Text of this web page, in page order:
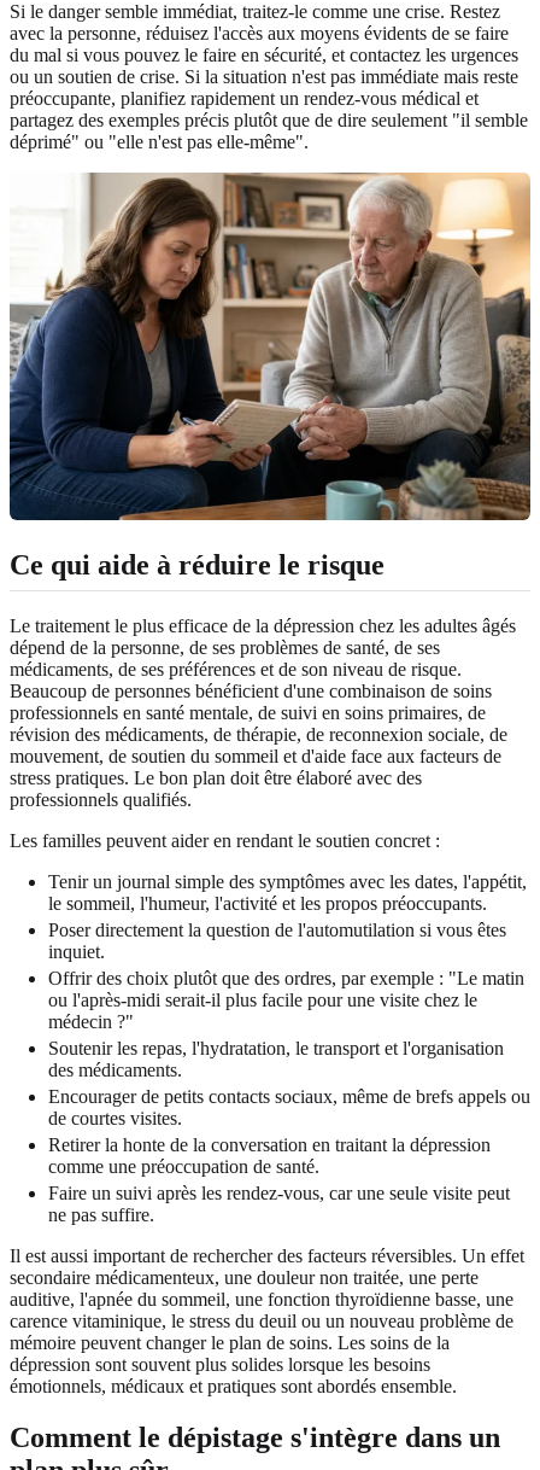
Si le danger semble immédiat, traitez-le comme une crise. Restez
avec la personne, réduisez l'accès aux moyens évidents de se faire
du mal si vous pouvez le faire en sécurité, et contactez les urgences
ou un soutien de crise. Si la situation n'est pas immédiate mais reste
préoccupante, planifiez rapidement un rendez-vous médical et
partagez des exemples précis plutôt que de dire seulement "il semble
déprimé" ou "elle n'est pas elle-même".
Ce qui aide à réduire le risque
Le traitement le plus efficace de la dépression chez les adultes âgés
dépend de la personne, de ses problèmes de santé, de ses
médicaments, de ses préférences et de son niveau de risque.
Beaucoup de personnes bénéficient d'une combinaison de soins
professionnels en santé mentale, de suivi en soins primaires, de
révision des médicaments, de thérapie, de reconnexion sociale, de
mouvement, de soutien du sommeil et d'aide face aux facteurs de
stress pratiques. Le bon plan doit être élaboré avec des
professionnels qualifiés.
Les familles peuvent aider en rendant le soutien concret :
Tenir un journal simple des symptômes avec les dates, l'appétit,
le sommeil, l'humeur, l'activité et les propos préoccupants.
Poser directement la question de l'automutilation si vous êtes
inquiet.
Offrir des choix plutôt que des ordres, par exemple : "Le matin
ou l'après-midi serait-il plus facile pour une visite chez le
médecin ?"
Soutenir les repas, l'hydratation, le transport et l'organisation
des médicaments.
Encourager de petits contacts sociaux, même de brefs appels ou
de courtes visites.
Retirer la honte de la conversation en traitant la dépression
comme une préoccupation de santé.
Faire un suivi après les rendez-vous, car une seule visite peut
ne pas suffire.
Il est aussi important de rechercher des facteurs réversibles. Un effet
secondaire médicamenteux, une douleur non traitée, une perte
auditive, l'apnée du sommeil, une fonction thyroïdienne basse, une
carence vitaminique, le stress du deuil ou un nouveau problème de
mémoire peuvent changer le plan de soins. Les soins de la
dépression sont souvent plus solides lorsque les besoins
émotionnels, médicaux et pratiques sont abordés ensemble.
Comment le dépistage s'intègre dans un